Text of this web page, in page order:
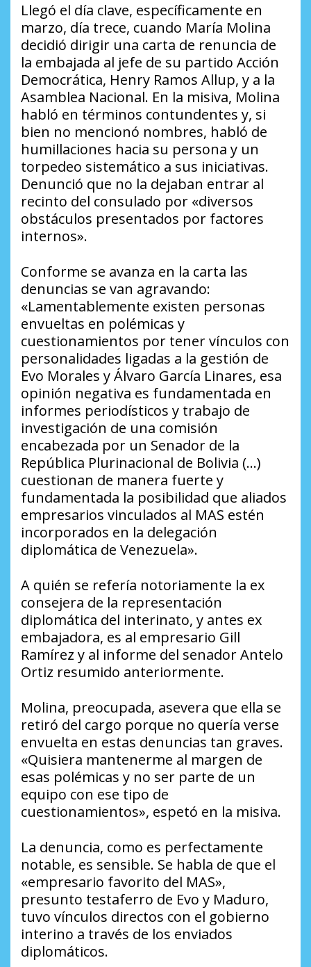
Llegó el día clave, específicamente en
marzo, día trece, cuando María Molina
decidió dirigir una carta de renuncia de
la embajada al jefe de su partido Acción
Democrática, Henry Ramos Allup, y a la
Asamblea Nacional. En la misiva, Molina
habló en términos contundentes y, si
bien no mencionó nombres, habló de
humillaciones hacia su persona y un
torpedeo sistemático a sus iniciativas.
Denunció que no la dejaban entrar al
recinto del consulado por «diversos
obstáculos presentados por factores
internos».
Conforme se avanza en la carta las
denuncias se van agravando:
«Lamentablemente existen personas
envueltas en polémicas y
cuestionamientos por tener vínculos con
personalidades ligadas a la gestión de
Evo Morales y Álvaro García Linares, esa
opinión negativa es fundamentada en
informes periodísticos y trabajo de
investigación de una comisión
encabezada por un Senador de la
República Plurinacional de Bolivia (…)
cuestionan de manera fuerte y
fundamentada la posibilidad que aliados
empresarios vinculados al MAS estén
incorporados en la delegación
diplomática de Venezuela».
A quién se refería notoriamente la ex
consejera de la representación
diplomática del interinato, y antes ex
embajadora, es al empresario Gill
Ramírez y al informe del senador Antelo
Ortiz resumido anteriormente.
Molina, preocupada, asevera que ella se
retiró del cargo porque no quería verse
envuelta en estas denuncias tan graves.
«Quisiera mantenerme al margen de
esas polémicas y no ser parte de un
equipo con ese tipo de
cuestionamientos», espetó en la misiva.
La denuncia, como es perfectamente
notable, es sensible. Se habla de que el
«empresario favorito del MAS»,
presunto testaferro de Evo y Maduro,
tuvo vínculos directos con el gobierno
interino a través de los enviados
diplomáticos.